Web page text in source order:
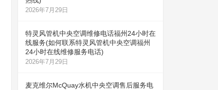
2026年7月29日
特灵风管机中央空调维修电话福州24小时在
线服务(如何联系特灵风管机中央空调福州
24小时在线维修服务电话)
2026年7月29日
麦克维尔McQuay水机中央空调售后服务电